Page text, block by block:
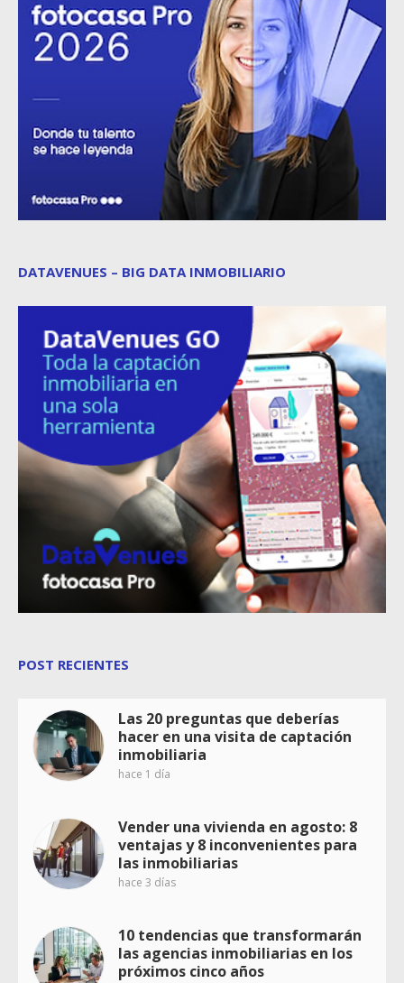
DATAVENUES – BIG DATA INMOBILIARIO
POST RECIENTES
Las 20 preguntas que deberías
hacer en una visita de captación
inmobiliaria
hace 1 día
Vender una vivienda en agosto: 8
ventajas y 8 inconvenientes para
las inmobiliarias
hace 3 días
10 tendencias que transformarán
las agencias inmobiliarias en los
próximos cinco años